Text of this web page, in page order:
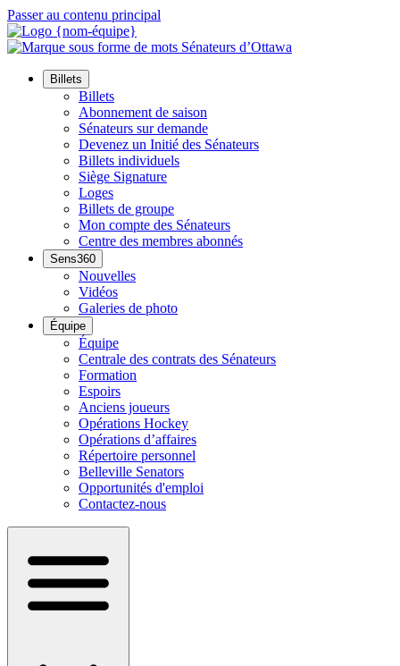
Passer au contenu principal
Billets
Billets
Abonnement de saison
Sénateurs sur demande
Devenez un Initié des Sénateurs
Billets individuels
Siège Signature
Loges
Billets de groupe
Mon compte des Sénateurs
Centre des membres abonnés
Sens360
Nouvelles
Vidéos
Galeries de photo
Équipe
Équipe
Centrale des contrats des Sénateurs
Formation
Espoirs
Anciens joueurs
Opérations Hockey
Opérations d’affaires
Répertoire personnel
Belleville Senators
Opportunités d'emploi
Contactez-nous